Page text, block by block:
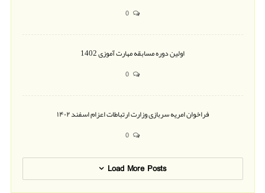
اولین دوره مسابقه مهارت آموزی 1402
فراخوان امریه سربازی وزارت ارتباطات اعزام اسفند ۱۴۰۲
Load More Posts